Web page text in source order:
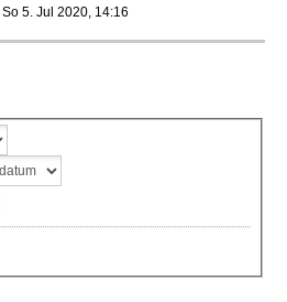
So 5. Jul 2020, 14:16